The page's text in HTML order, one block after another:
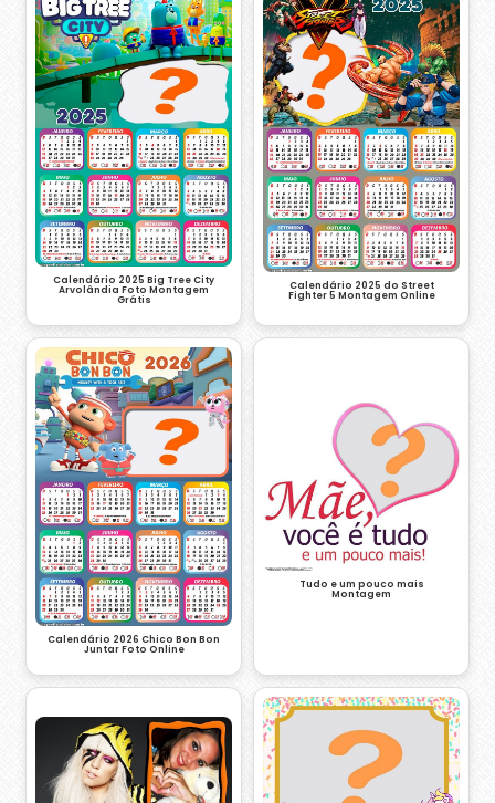
Calendário 2025 Big Tree City
Arvolândia Foto Montagem
Grátis
Calendário 2025 do Street
Fighter 5 Montagem Online
Calendário 2026 Chico Bon Bon
Juntar Foto Online
Tudo e um pouco mais
Montagem